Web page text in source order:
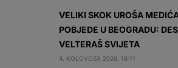
VELIKI SKOK UROŠA
POBJEDE U BEOGRADU:
VELTERAŠ SVIJETA
4. KOLOVOZA 2026. 16:11